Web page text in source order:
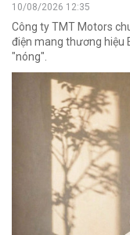
10/08/2026 12:35
Công ty TMT Motors
điện mang thương hiệu
"nóng".